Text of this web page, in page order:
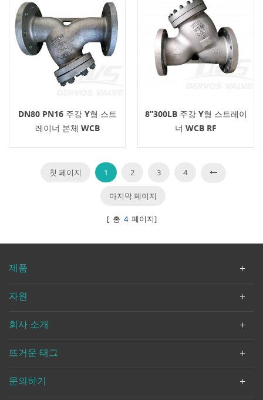
DN80 PN16 주강 Y형 스트
레이너 본체 WCB
8”300LB 주강 Y형 스트레이
너 WCB RF
첫 페이지 1 2 3 4
마지막 페이지
[ 총 4페이지]
제품
자원
회사 소개
뜨거운 태그
문의하기